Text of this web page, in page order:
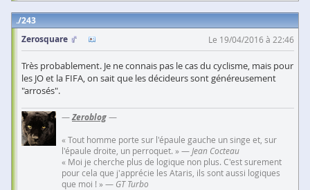
243
Zerosquare
Le 19/04/2016 à 22:46
Très probablement. Je ne connais pas le cas du cyclisme, mais pour
les JO et la FIFA, on sait que les décideurs sont généreusement
"arrosés".
—Zeroblog—
« Tout homme porte sur l'épaule gauche un singe et, sur
l'épaule droite, un perroquet. » — Jean Cocteau
« Moi je cherche plus de logique non plus. C'est surement
pour cela que j'apprécie les Ataris, ils sont aussi logiques
que moi ! » — GT Turbo